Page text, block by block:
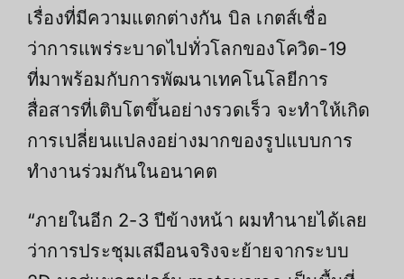
เรื่องที่มีความแตกต่างกัน บิล เกตส์เชื่อ
ว่าการแพร่ระบาดไปทั่วโลกของโควิด-19
ที่มาพร้อมกับการพัฒนาเทคโนโลยีการ
สื่อสารที่เติบโตขึ้นอย่างรวดเร็ว จะทำให้เกิด
การเปลี่ยนแปลงอย่างมากของรูปแบบการ
ทำงานร่วมกันในอนาคต
“ภายในอีก 2-3 ปีข้างหน้า ผมทำนายได้เลย
ว่าการประชุมเสมือนจริงจะย้ายจากระบบ